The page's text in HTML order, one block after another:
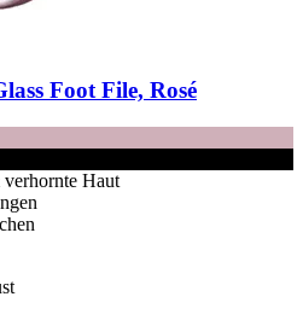
Foot File, Rosé
Haut